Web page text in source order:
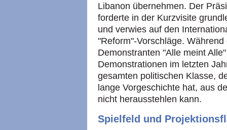
Libanon übernehmen. Der
forderte in der Kurzvisite
und verwies auf den
"Reform"-Vorschläge.
Demonstranten "Alle meint
Demonstrationen im letzten
gesamten politischen Klasse,
lange Vorgeschichte hat, aus
nicht herausstehlen kann.
Spielfeld und